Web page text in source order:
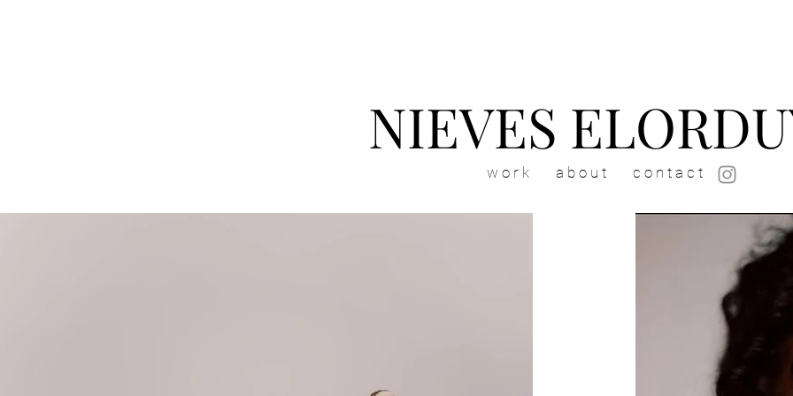
w o r k a b o u t c o n t a c t
NIEVES